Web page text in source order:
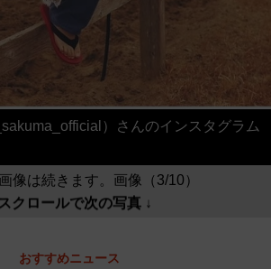
）さんのインスタグラム
像は続きます。画像（3/10）
クロールで次の写真 ↓
おすすめニュース